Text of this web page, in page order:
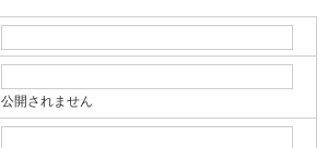
公開されません